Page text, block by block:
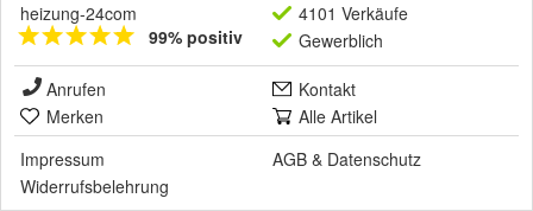
heizung-24com
99% positiv
4101 Verkäufe
Gewerblich
Anrufen
Kontakt
Merken
Alle Artikel
Impressum
AGB & Datenschutz
Widerrufsbelehrung